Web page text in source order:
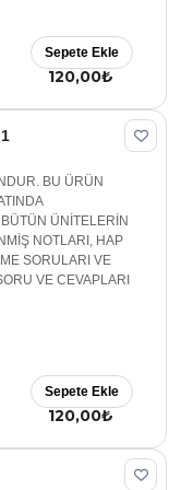
120,00₺
Sepete Ekle
BU ÜRÜN
ÜNİTELERİN
NOTLARI, HAP
SORULARI VE
VE CEVAPLARI
120,00₺
Sepete Ekle